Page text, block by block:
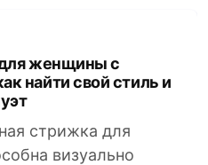
найти свой стиль и
стрижка для
визуально